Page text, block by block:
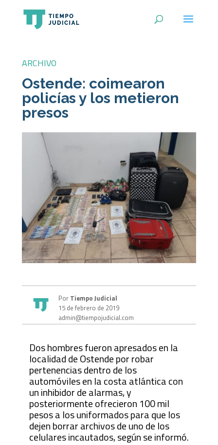
ARCHIVO
Ostende: coimearon
policías y los metieron
presos
PorTiempo Judicial
15 de febrero de 2019
admin@tiempojudicial.com
Dos hombres fueron apresados en la
localidad de Ostende por robar
pertenencias dentro de los
automóviles en la costa atlántica con
un inhibidor de alarmas, y
posteriormente ofrecieron 100 mil
pesos a los uniformados para que los
dejen borrar archivos de uno de los
celulares incautados, según se informó.